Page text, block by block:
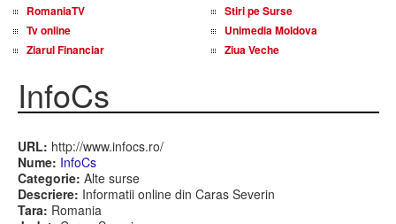
RomaniaTV
Stiri pe Surse
Tv online
Unimedia Moldova
Ziarul Financiar
Ziua Veche
InfoCs
URL: http://www.infocs.ro/
Nume: InfoCs
Categorie: Alte surse
Descriere: Informatii online din Caras Severin
Tara: Romania